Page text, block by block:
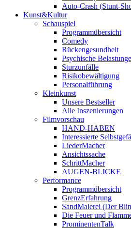
Auto-Crash (Stunt-
Kunst&Kultur
Schauspiel
Programmübersicht
Comedy
Rückengesundheit
Psychische
Sturzunfälle
Risikobewältigung
Personalführung
Kleinkunst
Unsere Bestseller
Alle Inszenierungen
Filmvorschau
HAND-HABEN
Interessierte
LiederMacher
Ansichtssache
SchrittMacher
AUGEN-BLICKE
Performance
Programmübersicht
GrenzErfahrung
SandMalerei (Der
Die Feuer und
ProminentenTalk